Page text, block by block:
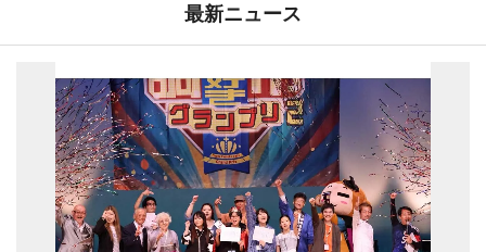
最新ニュース